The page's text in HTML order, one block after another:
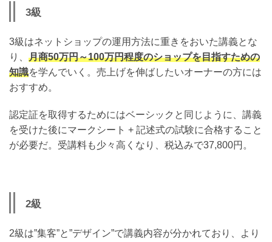
3級
3級はネットショップの運用方法に重きをおいた講義とな
り、 月商50万円～100万円程度のショップを目指すための
知識を学んでいく。売上げを伸ばしたいオーナーの方には
おすすめ。
認定証を取得するためにはベーシックと同じように、講義
を受けた後にマークシート + 記述式の試験に合格すること
が必要だ。受講料も少々高くなり、税込みで37,800円。
2級
2級は”集客”と”デザイン”で講義内容が分かれており、より